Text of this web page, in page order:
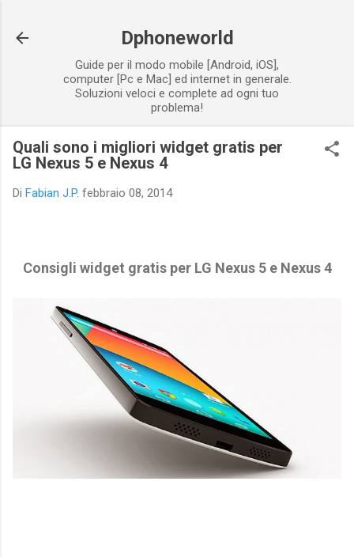
Dphoneworld
Guide per il modo mobile [Android, iOS],
computer [Pc e Mac] ed internet in generale.
Soluzioni veloci e complete ad ogni tuo
problema!
Quali sono i migliori widget gratis per
LG Nexus 5 e Nexus 4
Di Fabian J.P. febbraio 08, 2014
Consigli widget gratis per LG Nexus 5 e Nexus 4